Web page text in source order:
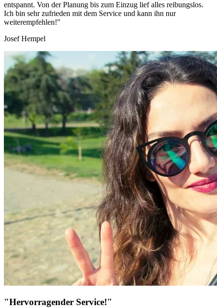
entspannt. Von der Planung bis zum Einzug lief alles reibungslos.
Ich bin sehr zufrieden mit dem Service und kann ihn nur
weiterempfehlen!"
Josef Hempel
"Hervorragender Service!"